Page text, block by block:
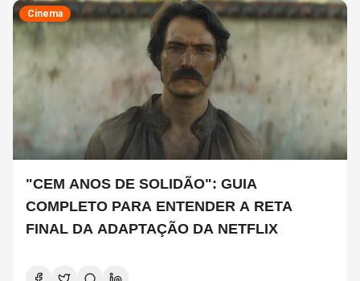
Cinema
"CEM ANOS DE SOLIDÃO": GUIA
COMPLETO PARA ENTENDER A RETA
FINAL DA ADAPTAÇÃO DA NETFLIX